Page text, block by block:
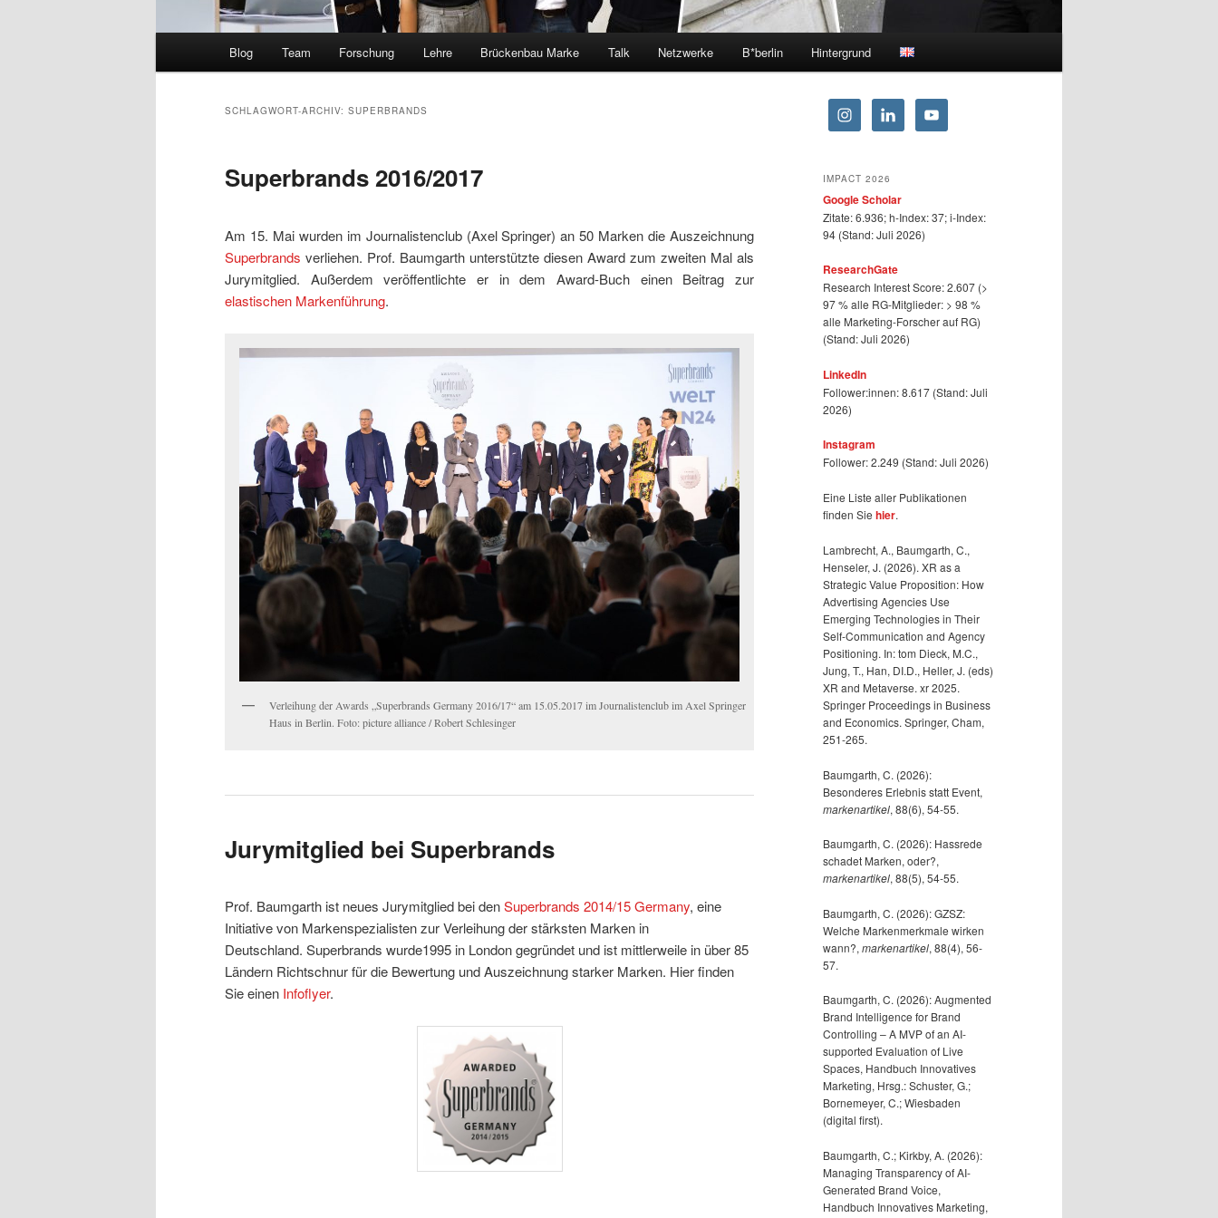
Blog Team Forschung Lehre Brückenbau Marke Talk Netzwerke B*berlin Hintergrund
SCHLAGWORT-ARCHIV: SUPERBRANDS
Superbrands 2016/2017
Am 15. Mai wurden im Journalistenclub (Axel Springer) an 50 Marken die Auszeichnung
Superbrands verliehen. Prof. Baumgarth unterstützte diesen Award zum zweiten Mal als
Jurymitglied. Außerdem veröffentlichte er in dem Award-Buch einen Beitrag zur
elastischen Markenführung.
Verleihung der Awards „Superbrands Germany 2016/17“ am 15.05.2017 im Journalistenclub im Axel Springer
Haus in Berlin. Foto: picture alliance / Robert Schlesinger
Jurymitglied bei Superbrands
Prof. Baumgarth ist neues Jurymitglied bei denSuperbrands 2014/15 Germany, eine
Initiative von Markenspezialisten zur Verleihung der stärksten Marken in
Deutschland. Superbrands wurde1995 in London gegründet und ist mittlerweile in über 85
Ländern Richtschnur für die Bewertung und Auszeichnung starker Marken. Hier finden
Sie einen Infoflyer.
IMPACT 2026
Google Scholar
Zitate: 6.936; h-Index: 37; i-Index:
94 (Stand: Juli 2026)
ResearchGate
Research Interest Score: 2.607 (>
97 % alle RG-Mitglieder: > 98 %
alle Marketing-Forscher auf RG)
(Stand: Juli 2026)
LinkedIn
Follower:innen: 8.617 (Stand: Juli
2026)
Instagram
Follower: 2.249 (Stand: Juli 2026)
Eine Liste aller Publikationen
finden Sie hier.
Lambrecht, A., Baumgarth, C.,
Henseler, J. (2026). XR as a
Strategic Value Proposition: How
Advertising Agencies Use
Emerging Technologies in Their
Self-Communication and Agency
Positioning. In: tom Dieck, M.C.,
Jung, T., Han, DI.D., Heller, J. (eds)
XR and Metaverse. xr 2025.
Springer Proceedings in Business
and Economics. Springer, Cham,
251-265.
Baumgarth, C. (2026):
Besonderes Erlebnis statt Event,
markenartikel, 88(6), 54-55.
Baumgarth, C. (2026): Hassrede
schadet Marken, oder?,
markenartikel, 88(5), 54-55.
Baumgarth, C. (2026): GZSZ:
Welche Markenmerkmale wirken
wann?, markenartikel, 88(4), 56-
57.
Baumgarth, C. (2026): Augmented
Brand Intelligence for Brand
Controlling – A MVP of an AI-
supported Evaluation of Live
Spaces, Handbuch Innovatives
Marketing, Hrsg.: Schuster, G.;
Bornemeyer, C.; Wiesbaden
(digital first).
Baumgarth, C.; Kirkby, A. (2026):
Managing Transparency of AI-
Generated Brand Voice,
Handbuch Innovatives Marketing,